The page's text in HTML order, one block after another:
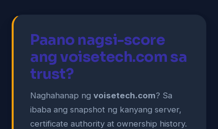
Paano nagsi-score
ang voisetech.com sa
trust?
Naghahanap ng voisetech.com? Sa
ibaba ang snapshot ng kanyang server,
certificate authority at ownership history.